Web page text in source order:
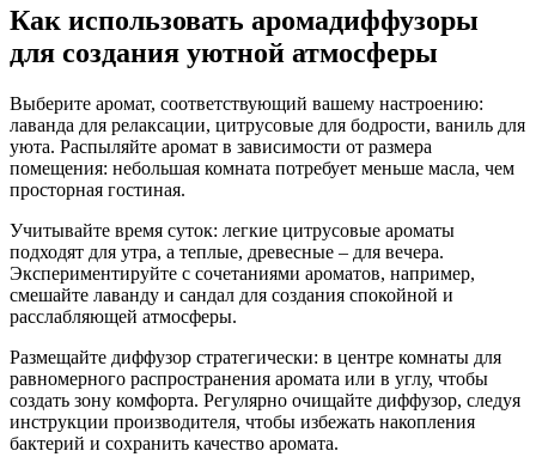
Как использовать аромадиффузоры
для создания уютной атмосферы
Выберите аромат, соответствующий вашему настроению:
лаванда для релаксации, цитрусовые для бодрости, ваниль для
уюта. Распыляйте аромат в зависимости от размера
помещения: небольшая комната потребует меньше масла, чем
просторная гостиная.
Учитывайте время суток: легкие цитрусовые ароматы
подходят для утра, а теплые, древесные – для вечера.
Экспериментируйте с сочетаниями ароматов, например,
смешайте лаванду и сандал для создания спокойной и
расслабляющей атмосферы.
Размещайте диффузор стратегически: в центре комнаты для
равномерного распространения аромата или в углу, чтобы
создать зону комфорта. Регулярно очищайте диффузор, следуя
инструкции производителя, чтобы избежать накопления
бактерий и сохранить качество аромата.